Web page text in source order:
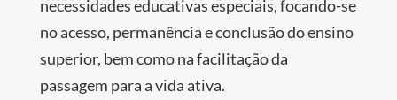
necessidades educativas especiais, focando-se
no acesso, permanência e conclusão do ensino
superior, bem como na facilitação da
passagem para a vida ativa.